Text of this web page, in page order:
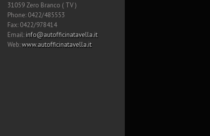
31059 Zero Branco ( TV )
Phone: 0422/485553
Fax: 0422/978414
Email: info@autofficinatavella.it
Web:www.autofficinatavella.it